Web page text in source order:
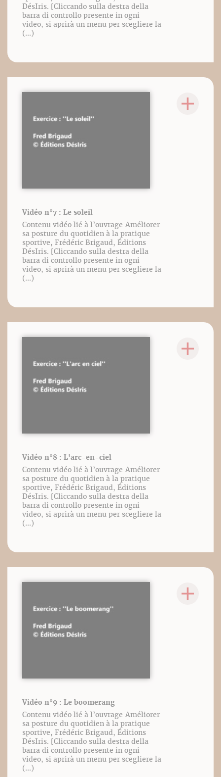
DésIris. [Cliccando sulla destra della
barra di controllo presente in ogni
video, si aprirà un menu per scegliere la
(...)
Vidéo n°7 : Le soleil
Contenu vidéo lié à l’ouvrage Améliorer
sa posture du quotidien à la pratique
sportive, Frédéric Brigaud, Éditions
DésIris. [Cliccando sulla destra della
barra di controllo presente in ogni
video, si aprirà un menu per scegliere la
(...)
Vidéo n°8 : L'arc-en-ciel
Contenu vidéo lié à l’ouvrage Améliorer
sa posture du quotidien à la pratique
sportive, Frédéric Brigaud, Éditions
DésIris. [Cliccando sulla destra della
barra di controllo presente in ogni
video, si aprirà un menu per scegliere la
(...)
Vidéo n°9 : Le boomerang
Contenu vidéo lié à l’ouvrage Améliorer
sa posture du quotidien à la pratique
sportive, Frédéric Brigaud, Éditions
DésIris. [Cliccando sulla destra della
barra di controllo presente in ogni
video, si aprirà un menu per scegliere la
(...)